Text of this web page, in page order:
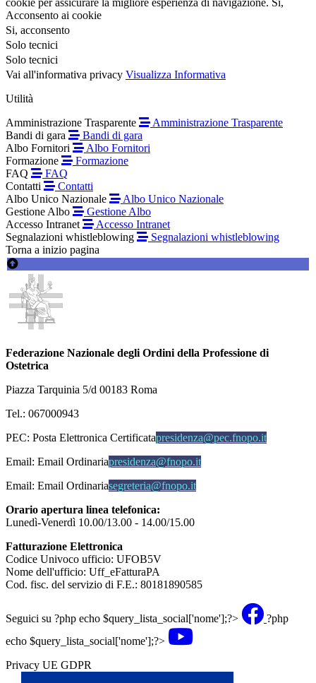
Acconsento ai cookie
Si, acconsento
Solo tecnici
Solo tecnici
Vai all'informativa privacy Visualizza Informativa
Utilità
Amministrazione Trasparente
Amministrazione Trasparente
Bandi di gara
Bandi di gara
Albo Fornitori
Albo Fornitori
Formazione
Formazione
FAQ
FAQ
Contatti
Contatti
Albo Unico Nazionale
Albo Unico Nazionale
Gestione Albo
Gestione Albo
Accesso Intranet
Accesso Intranet
Segnalazioni whistleblowing
Segnalazioni whistleblowing
Torna a inizio pagina
Federazione Nazionale degli Ordini della Professione di
Ostetrica
Piazza Tarquinia 5/d 00183 Roma
Tel.: 067000943
PEC: Posta Elettronica Certificatapresidenza@pec.fnopo.it
Email: Email Ordinariapresidenza@fnopo.it
Email: Email Ordinariasegreteria@fnopo.it
Orario apertura linea telefonica:
Lunedì-Venerdì 10.00/13.00 - 14.00/15.00
Fatturazione Elettronica
Codice Univoco ufficio: UFOB5V
Nome dell'ufficio: Uff_eFatturaPA
Cod. fisc. del servizio di F.E.: 80181890585
Seguici su ?php echo $query_lista_social['nome'];?>
?php
echo $query_lista_social['nome'];?>
Privacy UE GDPR